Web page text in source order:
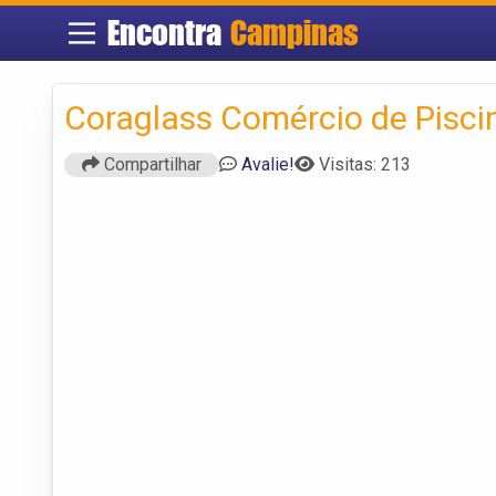
EncontraCampinas
Coraglass Comércio de
Compartilhar Avalie! Visitas: 213